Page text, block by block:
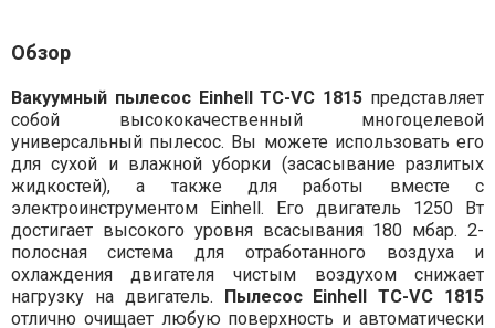
Обзор
Вакуумный пылесос Einhell TC-VC 1815 представляет
собой высококачественный многоцелевой
универсальный пылесос. Вы можете использовать его
для сухой и влажной уборки (засасывание разлитых
жидкостей), а также для работы вместе с
электроинструментом Einhell. Его двигатель 1250 Вт
достигает высокого уровня всасывания 180 мбар. 2-
полосная система для отработанного воздуха и
охлаждения двигателя чистым воздухом снижает
нагрузку на двигатель.
Пылесос Einhell TC-VC 1815
отлично очищает любую поверхность и автоматически